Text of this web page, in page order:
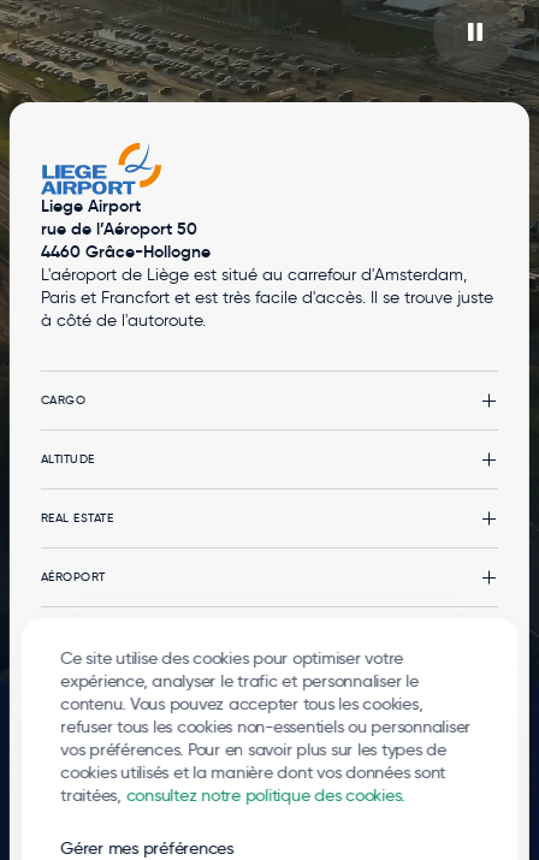
Liege Airport
rue de l’Aéroport 50
4460 Grâce-Hollogne
L'aéroport de Liège est situé au carrefour d'Amsterdam,
Paris et Francfort et est très facile d'accès. Il se trouve juste
à côté de l'autoroute.
CARGO
Cargo
ALTITUDE
Altitude
Votre événement dans le terminal
REAL ESTATE
Real estate
Développements logistiques
Escale en Airport City
AÉROPORT
Gouvernance
Environnement
Mobilité
Espace riverains
Départs et arrivées
Rejoindre le terminal passagers
© 2026Liege Airport
FOOTER
LEGALS
Mentions légales Politique de vie privée Cookies Lanceurs d'alerte Contact
L'ensemble du site aéroportuaire est une plaque tournante qui anime 24 heures
LIEGE AIRPORT ». LIEGE AIRPORT partage son développement et son succès avec
Ce site utilise des cookies pour optimiser votre
expérience, analyser le trafic et personnaliser le
contenu. Vous pouvez accepter tous les cookies,
refuser tous les cookies non-essentiels ou personnaliser
vos préférences. Pour en savoir plus sur les types de
cookies utilisés et la manière dont vos données sont
traitées, consultez notre politique des cookies.
Gérer mes préférences